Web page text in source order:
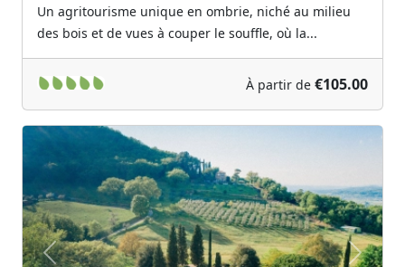
Un agritourisme unique en ombrie, niché au milieu
des bois et de vues à couper le souffle, où la...
À partir de €105.00
Previous Next